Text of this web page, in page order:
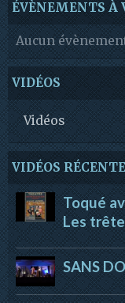
ÉVÈNEMENTS À
Aucun
VIDÉOS
Vidéos
VIDÉOS
Toqué
Les
SANS